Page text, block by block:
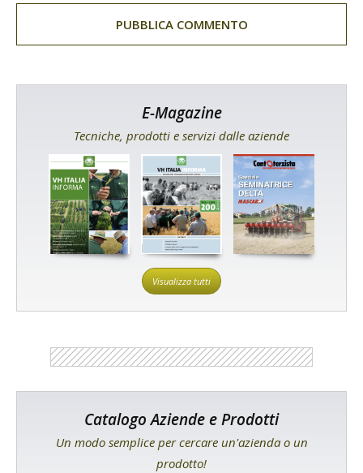
E-Magazine
Tecniche, prodotti e servizi dalle aziende
Visualizza tutti
Catalogo Aziende e Prodotti
Un modo semplice per cercare un'azienda o un
prodotto!